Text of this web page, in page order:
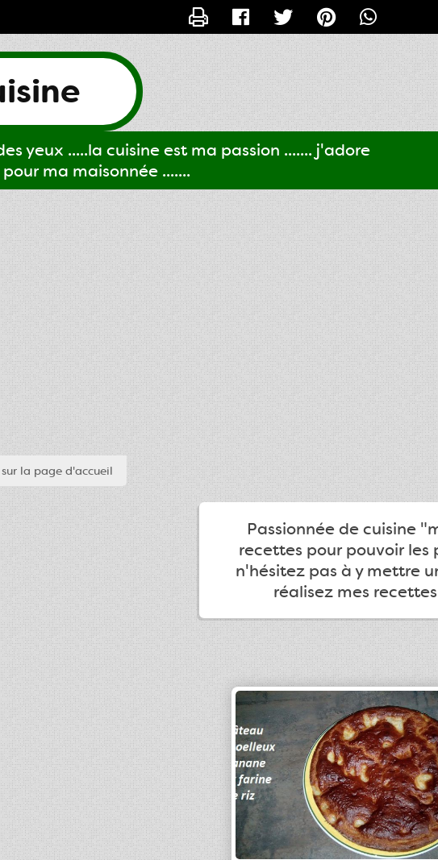
yeux .....la cuisine est ma passion ....... j'adore
ma maisonnée .......
la page d'accueil
Passionnée de cuisine
recettes pour pouvoir les
n'hésitez pas à y mettre
réalisez mes
CONTACTER GIGI61